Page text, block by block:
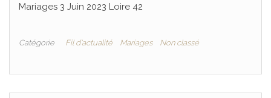
Mariages 3 Juin 2023 Loire 42
Catégorie Fil d'actualité Mariages Non classé